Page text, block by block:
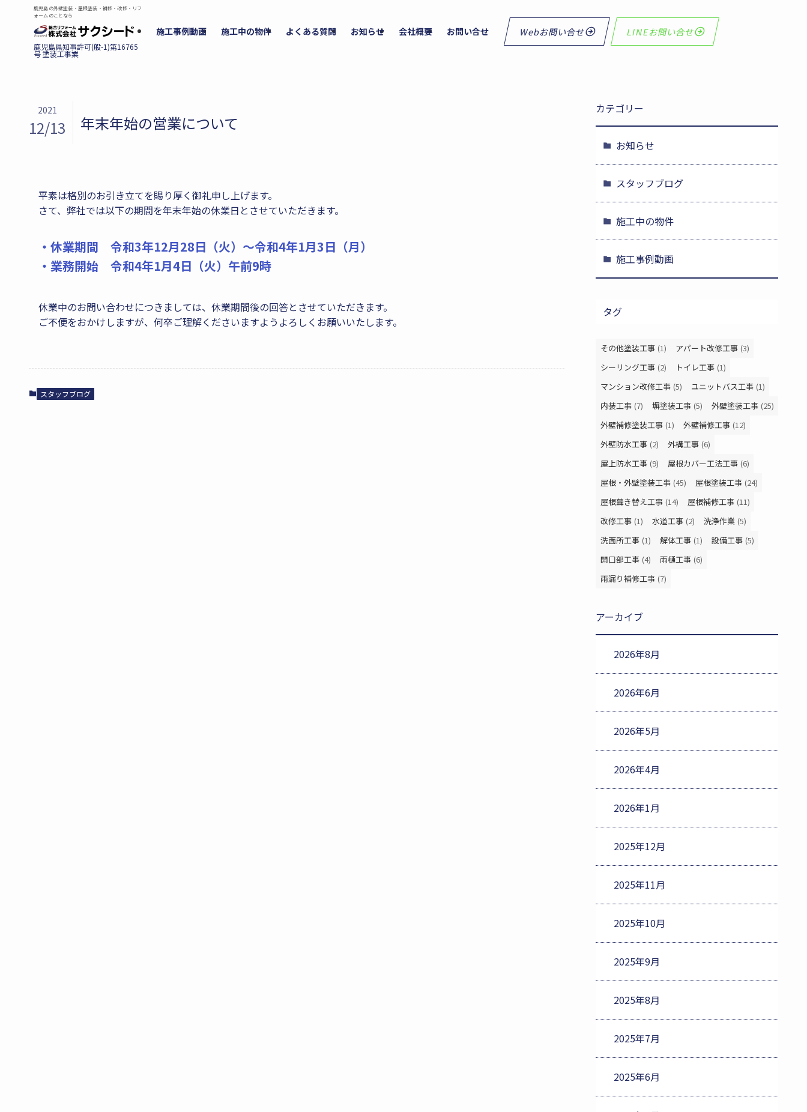
鹿児島の外壁塗装・屋根塗装・補修・改修・リフ
ォームのことなら
施工事例動画 施工中の物件 よくある質問 お知らせ 会社概要 お問い合せ Webお問い合せ LINEお問い合せ
年末年始の営業について
2021
12/13
平素は格別のお引き立てを賜り厚く御礼申し上げます。
さて、弊社では以下の期間を年末年始の休業日とさせていただきます。
・休業期間 令和3年12月28日（火）～令和4年1月3日（月）
・業務開始 令和4年1月4日（火）午前9時
休業中のお問い合わせにつきましては、休業期間後の回答とさせていただきます。
ご不便をおかけしますが、何卒ご理解くださいますようよろしくお願いいたします。
スタッフブログ
カテゴリー
お知らせ
スタッフブログ
施工中の物件
施工事例動画
タグ
その他塗装工事 (1) アパート改修工事 (3)
シーリング工事 (2) トイレ工事 (1)
マンション改修工事 (5) ユニットバス工事 (1)
内装工事 (7) 塀塗装工事 (5) 外壁塗装工事 (25)
外壁補修塗装工事 (1) 外壁補修工事 (12)
外壁防水工事 (2) 外構工事 (6)
屋上防水工事 (9) 屋根カバー工法工事 (6)
屋根・外壁塗装工事 (45) 屋根塗装工事 (24)
屋根葺き替え工事 (14) 屋根補修工事 (11)
改修工事 (1) 水道工事 (2) 洗浄作業 (5)
洗面所工事 (1) 解体工事 (1) 設備工事 (5)
開口部工事 (4) 雨樋工事 (6)
雨漏り補修工事 (7)
アーカイブ
2026年8月
2026年6月
2026年5月
2026年4月
2026年1月
2025年12月
2025年11月
2025年10月
2025年9月
2025年8月
2025年7月
2025年6月